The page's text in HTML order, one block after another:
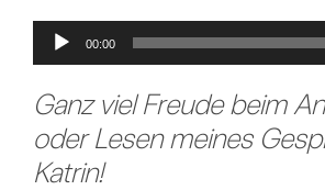
Audio-
Player
00:00
Ganz viel Freude beim
oder Lesen meines
Katrin!